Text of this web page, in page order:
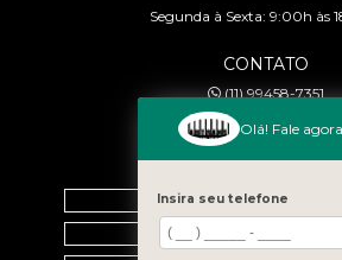
Segunda à Sexta: 9:00h às
CONTATO
(11) 99458-7351
Home
Empresa
Olá! Fale
Insira seu telefone